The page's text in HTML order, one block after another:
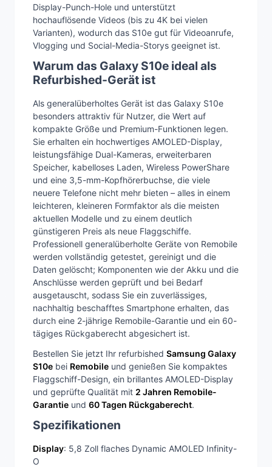
Display-Punch-Hole und unterstützt
hochauflösende Videos (bis zu 4K bei vielen
Varianten), wodurch das S10e gut für Videoanrufe,
Vlogging und Social-Media-Storys geeignet ist.
Warum das Galaxy S10e ideal als
Refurbished-Gerät ist
Als generalüberholtes Gerät ist das Galaxy S10e
besonders attraktiv für Nutzer, die Wert auf
kompakte Größe und Premium-Funktionen legen.
Sie erhalten ein hochwertiges AMOLED-Display,
leistungsfähige Dual-Kameras, erweiterbaren
Speicher, kabelloses Laden, Wireless PowerShare
und eine 3,5-mm-Kopfhörerbuchse, die viele
neuere Telefone nicht mehr bieten – alles in einem
leichteren, kleineren Formfaktor als die meisten
aktuellen Modelle und zu einem deutlich
günstigeren Preis als neue Flaggschiffe.
Professionell generalüberholte Geräte von Remobile
werden vollständig getestet, gereinigt und die
Daten gelöscht; Komponenten wie der Akku und die
Anschlüsse werden geprüft und bei Bedarf
ausgetauscht, sodass Sie ein zuverlässiges,
nachhaltig beschafftes Smartphone erhalten, das
durch eine 2-jährige Remobile-Garantie und ein 60-
tägiges Rückgaberecht abgesichert ist.
Bestellen Sie jetzt Ihr refurbished Samsung Galaxy
S10e bei Remobile und genießen Sie kompaktes
Flaggschiff-Design, ein brillantes AMOLED-Display
und geprüfte Qualität mit 2 Jahren Remobile-
Garantie und 60 Tagen Rückgaberecht.
Spezifikationen
Display: 5,8 Zoll flaches Dynamic AMOLED Infinity-
O